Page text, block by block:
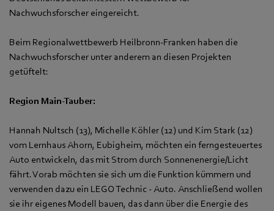
Nachwuchsforscher eingereicht.
Beim Regionalwettbewerb Heilbronn-Franken haben die
Nachwuchsforscher unter anderem an diesen Projekten
getüftelt:
Region Main-Tauber:
Hannah Nultsch (13), Michelle Köhler (12) und Kim Stark (12)
vom Lernhaus Ahorn, Eubigheim, möchten ein ferngesteuertes
Auto entwickeln, das mit Strom durch Sonnenenergie/Licht
fährt. Vorab möchten sie sich um die Funktion kümmern und
verwenden dazu ein LEGO Technic - Auto. Anschließend wollen
sie ihr eigenes Modell bauen, das dann über die Energie des